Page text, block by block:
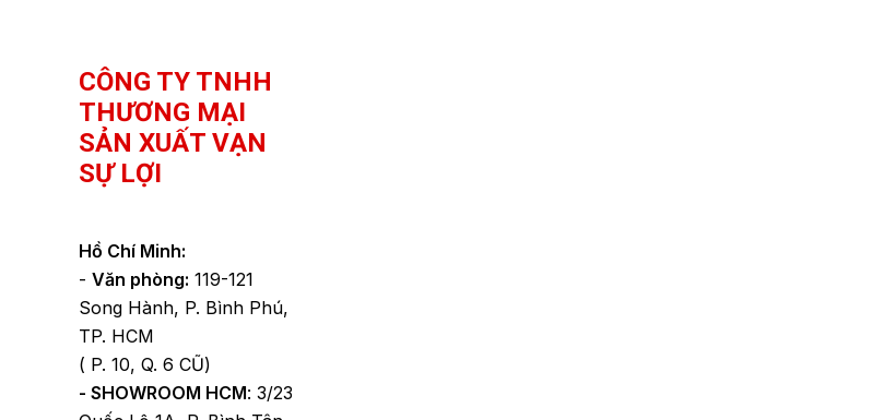
CÔNG TY TNHH
THƯƠNG MẠI
SẢN XUẤT VẠN
SỰ LỢI
Hồ Chí Minh:
- Văn phòng: 119-121
Song Hành, P. Bình Phú,
TP. HCM
( P. 10, Q. 6 CŨ)
- SHOWROOM HCM: 3/23
Facebook
YouTube
TikTok